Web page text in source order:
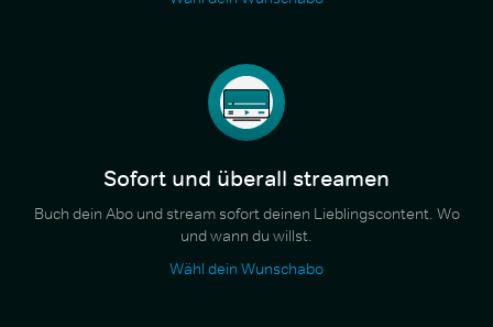
Sofort und überall streamen
Buch dein Abo und stream sofort deinen Lieblingscontent. Wo
und wann du willst.
Wähl dein Wunschabo